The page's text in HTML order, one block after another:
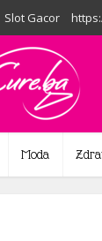
Slot Gacor
Moda